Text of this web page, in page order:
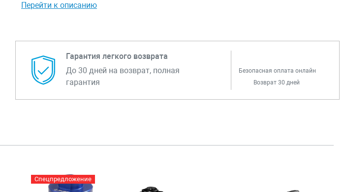
Перейти к описанию
Гарантия легкого возврата
До 30 дней на возврат, полная
гарантия
Безопасная оплата онлайн
Возврат 30 дней
Спецпредложение